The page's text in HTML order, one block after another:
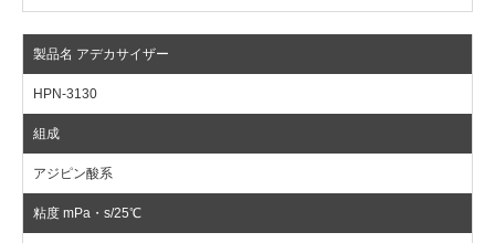
HPN-3130
アジピン酸系